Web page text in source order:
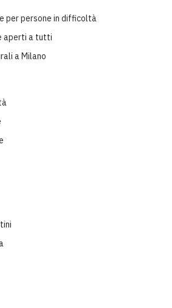
per persone in difficoltà
aperti a tutti
a Milano